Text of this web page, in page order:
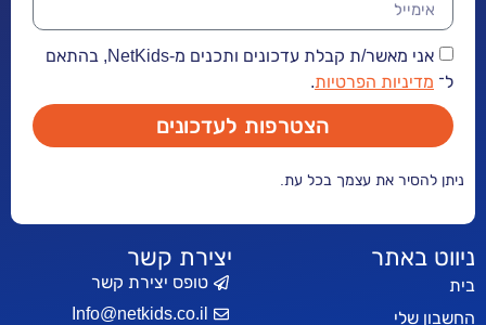
אני מאשר/ת קבלת עדכונים ותכנים מ-NetKids, בהתאם
הפרטיות.
הצטרפות לעדכונים
את עצמך בכל עת.
יצירת קשר
טופס יצירת קשר
Info@netkids.co.il